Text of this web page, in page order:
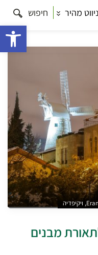
ניווט מהיר חיפוש סיורים בירושלים
עיר עוטפת אור
מבנים